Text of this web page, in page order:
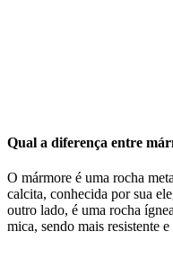
Qual a diferença entre
O mármore é uma rocha
calcita, conhecida por sua
outro lado, é uma rocha
mica, sendo mais resistente